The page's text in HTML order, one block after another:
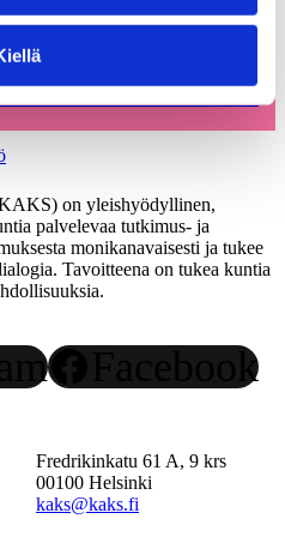
kulttuuritoimintaansa
on yleishyödyllinen,
palvelevaa tutkimus- ja
monikanavaisesti ja tukee
Tavoitteena on tukea kuntia
Facebook
Fredrikinkatu 61 A, 9 krs
00100 Helsinki
kaks@kaks.fi